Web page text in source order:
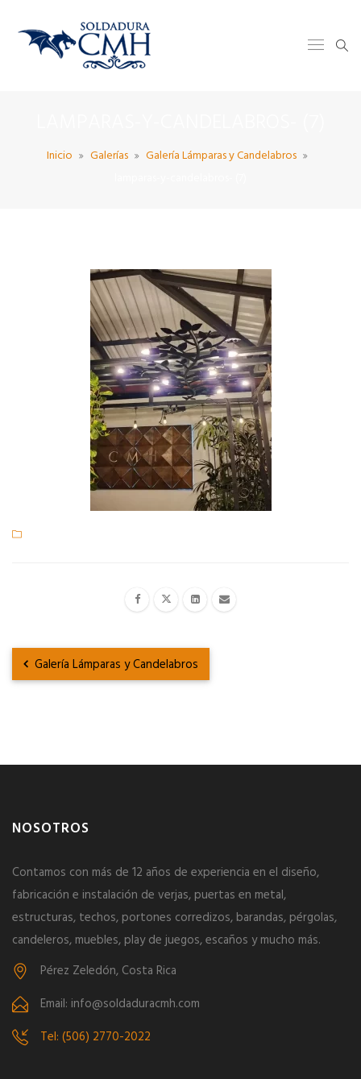
Inicio Galerías
Galería Lámparas y Candelabros
Galería Lámparas y Candelabros
NOSOTROS
Contamos con más de 12 años de experiencia en el diseño,
fabricación e instalación de verjas, puertas en metal,
estructuras, techos, portones corredizos, barandas, pérgolas,
candeleros, muebles, play de juegos, escaños y mucho más.
Pérez Zeledón, Costa Rica
Email: info@soldaduracmh.com
Tel: (506) 2770-2022